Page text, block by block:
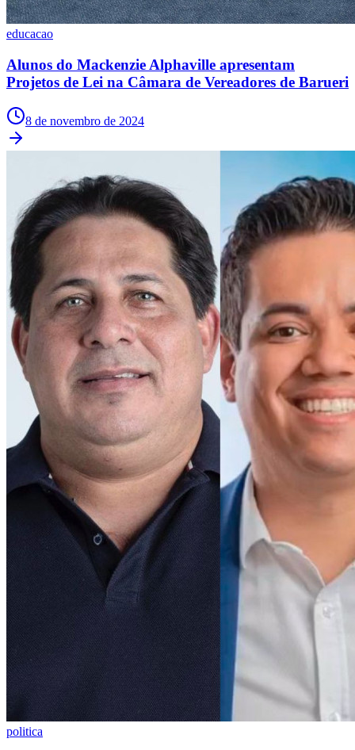
educacao
Alunos do Mackenzie Alphaville apresentam
Projetos de Lei na Câmara de Vereadores de Barueri
8 de novembro de 2024
politica